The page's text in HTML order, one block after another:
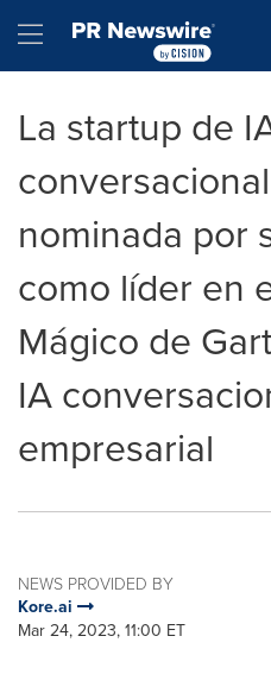
Hamburger menu
La startup de
nominada por
como líder en
Mágico de
IA
empresarial
NEWS PROVIDED BY
Kore.ai
Mar 24, 2023, 11:00 ET